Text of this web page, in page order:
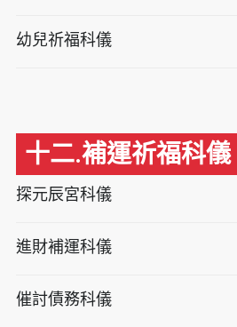
幼兒祈福科儀
十二.補運祈福科儀
探元辰宮科儀
進財補運科儀
催討債務科儀